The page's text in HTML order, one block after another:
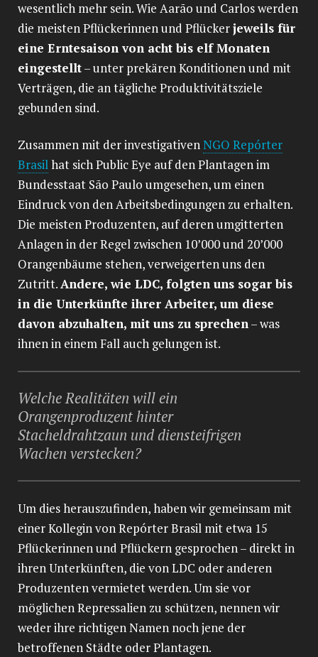
wesentlich mehr sein. Wie Aarão und Carlos werden
die meisten Pflückerinnen und Pflückerjeweils für
eine Erntesaison von acht bis elf Monaten
eingestellt– unter prekären Konditionen und mit
Verträgen, die an tägliche Produktivitätsziele
gebunden sind.
Zusammen mit der investigativenNGO Repórter
Brasilhat sich Public Eye auf den Plantagen im
Bundesstaat São Paulo umgesehen, um einen
Eindruck von den Arbeitsbedingungen zu erhalten.
Die meisten Produzenten, auf deren umgitterten
Anlagen in der Regel zwischen 10’000 und 20’000
Orangenbäume stehen, verweigerten uns den
Zutritt.Andere, wie LDC, folgten uns sogar bis
in die Unterkünfte ihrer Arbeiter, um diese
davon abzuhalten, mit uns zu sprechen– was
ihnen in einem Fall auch gelungen ist.
Welche Realitäten will ein
Orangenproduzent hinter
Stacheldrahtzaun und diensteifrigen
Wachen verstecken?
Um dies herauszufinden, haben wir gemeinsam mit
einer Kollegin von Repórter Brasil mit etwa 15
Pflückerinnen und Pflückern gesprochen – direkt in
ihren Unterkünften, die von LDC oder anderen
Produzenten vermietet werden. Um sie vor
möglichen Repressalien zu schützen, nennen wir
weder ihre richtigen Namen noch jene der
betroffenen Städte oder Plantagen.